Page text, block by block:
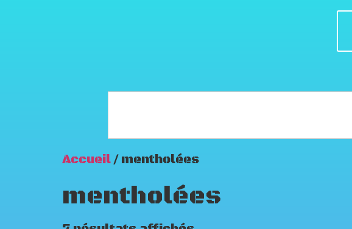
Accueil/ mentholées
mentholées